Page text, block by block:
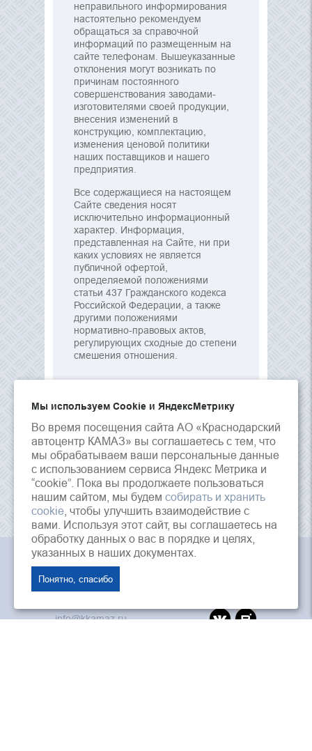
неправильного информирования
настоятельно рекомендуем
обращаться за справочной
информаций по размещенным на
сайте телефонам. Вышеуказанные
отклонения могут возникать по
причинам постоянного
совершенствования заводами-
изготовителями своей продукции,
внесения изменений в
конструкцию, комплектацию,
изменения ценовой политики
наших поставщиков и нашего
предприятия.
Все содержащиеся на настоящем
Сайте сведения носят
исключительно информационный
характер. Информация,
представленная на Сайте, ни при
каких условиях не является
публичной офертой,
определяемой положениями
статьи 437 Гражданского кодекса
Российской Федерации, а также
другими положениями
нормативно-правовых актов,
регулирующих сходные до степени
смешения отношения.
Мы используем Сookie и ЯндексМетрику
Во время посещения сайта АО «Краснодарский
автоцентр КАМАЗ» вы соглашаетесь с тем, что
мы обрабатываем ваши персональные данные
с использованием сервиса Яндекс Метрика и
“cookie”. Пока вы продолжаете пользоваться
нашим сайтом, мы будем собирать и хранить
cookie , чтобы улучшить взаимодействие с
вами. Используя этот сайт, вы соглашаетесь на
обработку данных о вас в порядке и целях,
указанных в наших документах.
Понятно, спасибо
353202, Россия, Краснодарский край, ст.
Динская, ул. Красная, 125
info@kkamaz.ru